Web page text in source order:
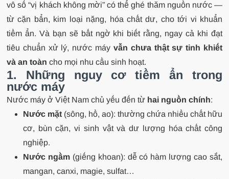
vô số “vị khách không mời” có thể ghé thăm nguồn nước —
từ cặn bẩn, kim loại nặng, hóa chất dư, cho tới vi khuẩn
tiềm ẩn. Và bạn sẽ bất ngờ khi biết rằng, ngay cả khi đạt
tiêu chuẩn xử lý, nước máy vẫn chưa thật sự tinh khiết
và an toàn cho mọi nhu cầu sinh hoạt.
1. Những nguy cơ tiềm ẩn trong
nước máy
Nước máy ở Việt Nam chủ yếu đến từ hai nguồn chính:
Nước mặt (sông, hồ, ao): thường chứa nhiều chất hữu
cơ, bùn cặn, vi sinh vật và dư lượng hóa chất công
nghiệp.
Nước ngầm(giếng khoan): dễ có hàm lượng cao sắt,
mangan, canxi, magie, sulfat…